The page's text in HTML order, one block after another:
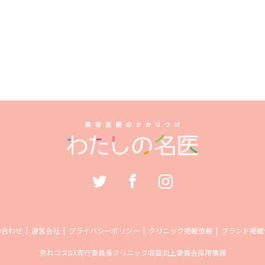
わせ 運営会社 プライバシーポリシー クリニック掲載依頼 ブランド掲
売れコスDX実行委員長クリニック収益向上委員会採用情報